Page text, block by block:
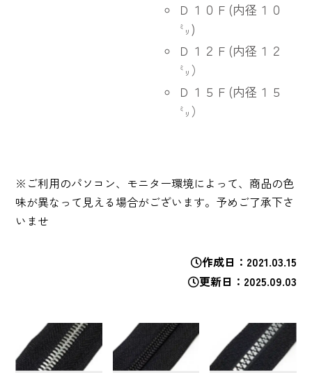
Ｄ１０Ｆ(内径１０
㍉)
Ｄ１２Ｆ(内径１２
㍉）
Ｄ１５Ｆ(内径１５
㍉）
※ご利用のパソコン、モニター環境によって、商品の色
味が異なって見える場合がございます。予めご了承下さ
いませ
作成日
2021.03.15
更新日
2025.09.03